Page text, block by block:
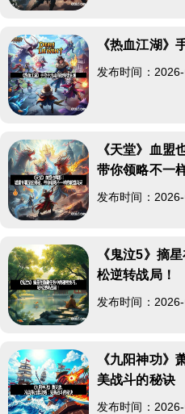
《热血江湖》
发布时间：
《天堂》血盟
带你领略不一
发布时间：
《鬼泣5》摘
松逆转战局！
发布时间：
《九阳神功》
美战斗的秘诀
发布时间：